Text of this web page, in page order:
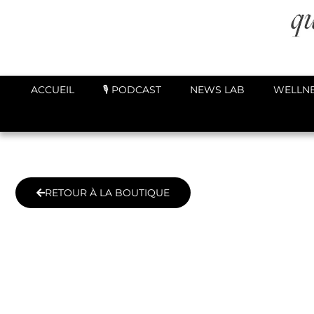
ACCUEIL 🎙️ PODCAST NEWS LAB
RETOUR À LA BOUTIQUE